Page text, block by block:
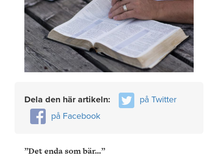
Dela den här artikeln:
på Twitter
på Facebook
”Det enda som bär…”